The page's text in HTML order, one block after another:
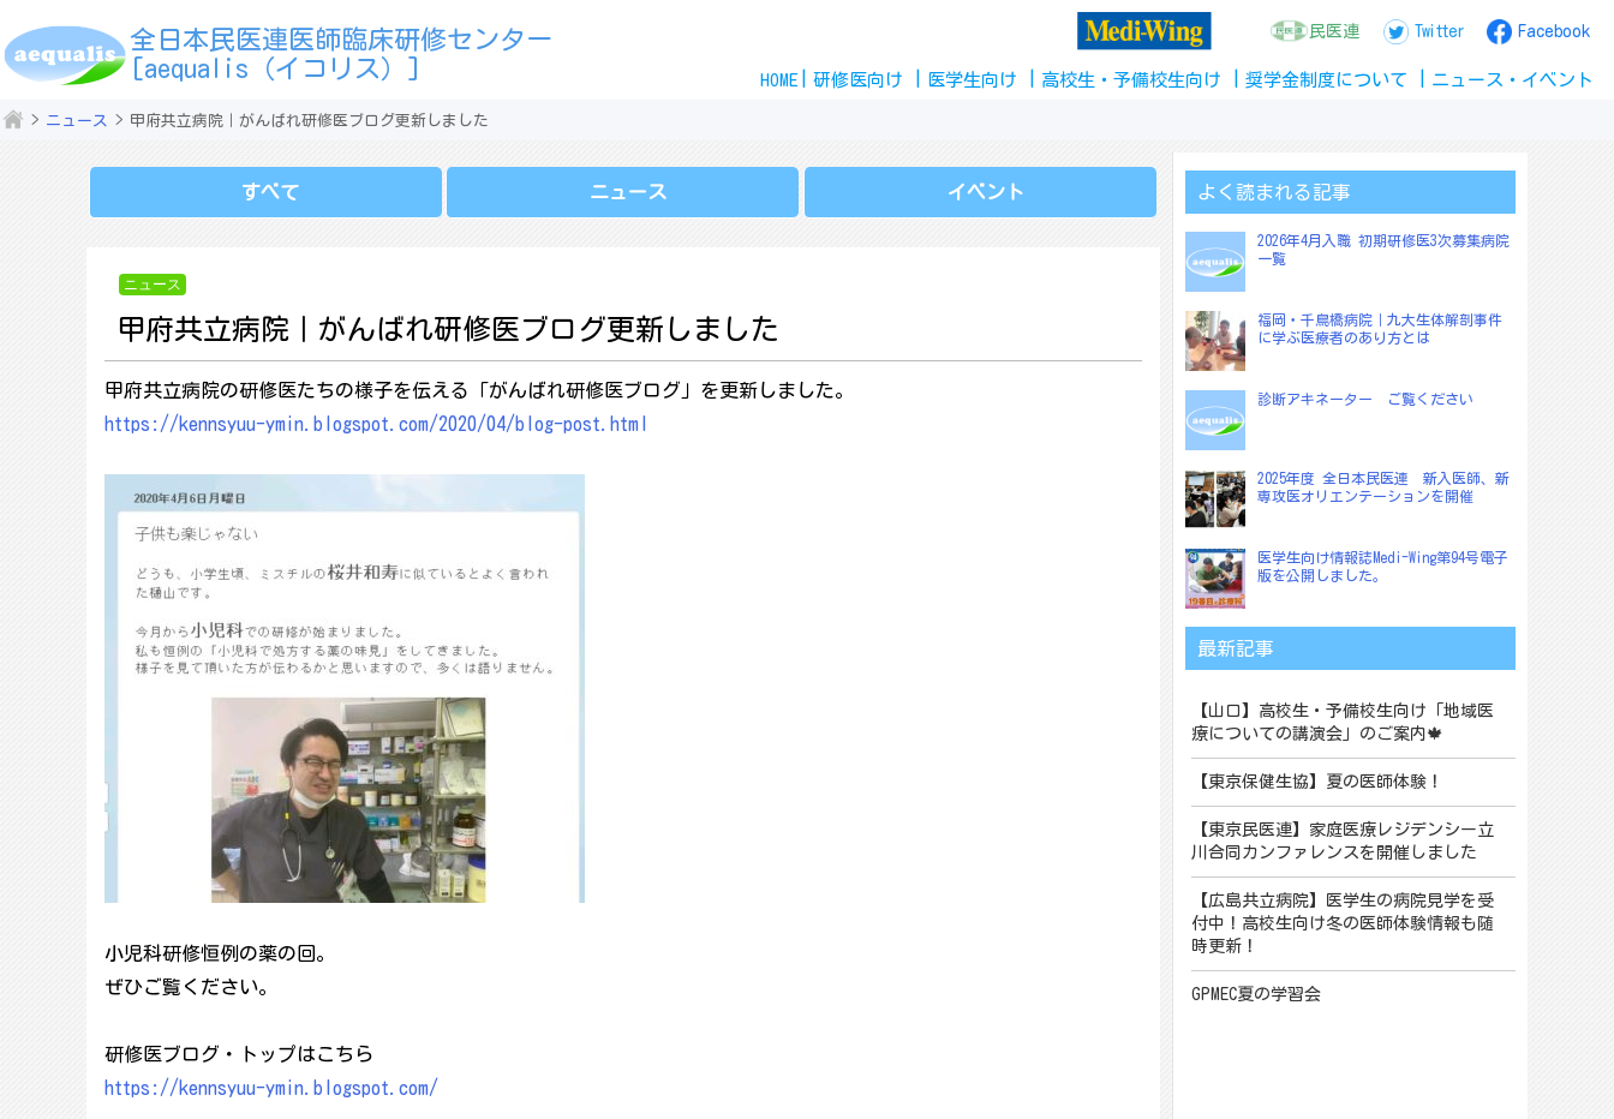
content
全日本民医連医師臨床研修センター
[aequalis（イコリス）]
民医連 Twitter Facebook
HOME 研修医向け 医学生向け 高校生 ・ 予備校生向け 奨学金制度 について ニュース ・ イベント
ニュース 甲府共立病院｜がんばれ研修医ブログ更新しました
すべて ニュース イベント
ニュース
甲府共立病院｜がんばれ研修医ブログ更新しました
甲府共立病院の研修医たちの様子を伝える「がんばれ研修医ブログ」を更新しました。
https://kennsyuu-ymin.blogspot.com/2020/04/blog-post.html
小児科研修恒例の薬の回。
ぜひご覧ください。
研修医ブログ・トップはこちら
https://kennsyuu-ymin.blogspot.com/
よく読まれる記事
2026年4月入職 初期研修医3次募集病院
一覧
福岡・千鳥橋病院｜九大生体解剖事件
に学ぶ医療者のあり方とは
診断アキネーター ご覧ください
2025年度 全日本民医連 新入医師、新
専攻医オリエンテーションを開催
医学生向け情報誌Medi-Wing第94号電子
版を公開しました。
最新記事
【山口】高校生・予備校生向け「地域医
療についての講演会」のご案内🍁
【東京保健生協】夏の医師体験！
【東京民医連】家庭医療レジデンシー立
川合同カンファレンスを開催しました
【広島共立病院】医学生の病院見学を受
付中！高校生向け冬の医師体験情報も随
時更新！
GPMEC夏の学習会